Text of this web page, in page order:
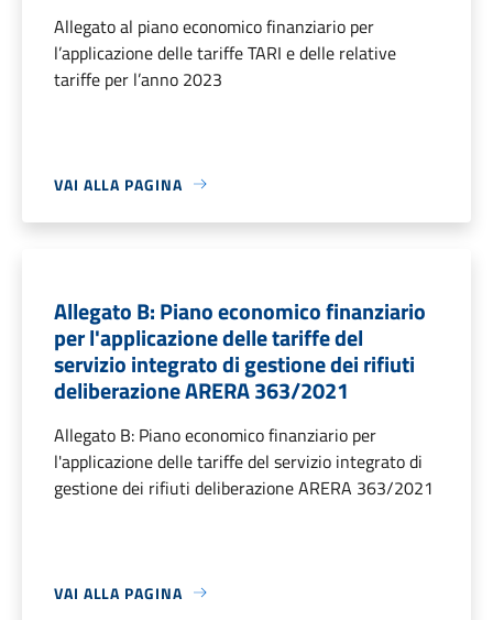
Allegato al piano economico finanziario per
l’applicazione delle tariffe TARI e delle relative
tariffe per l’anno 2023
VAI ALLA PAGINA
Allegato B: Piano economico finanziario
per l'applicazione delle tariffe del
servizio integrato di gestione dei rifiuti
deliberazione ARERA 363/2021
Allegato B: Piano economico finanziario per
l'applicazione delle tariffe del servizio integrato di
gestione dei rifiuti deliberazione ARERA 363/2021
VAI ALLA PAGINA